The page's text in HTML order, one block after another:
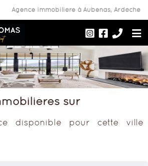
Agence immobilière à Aubenas, Ardèche
sur
disponible pour cette ville